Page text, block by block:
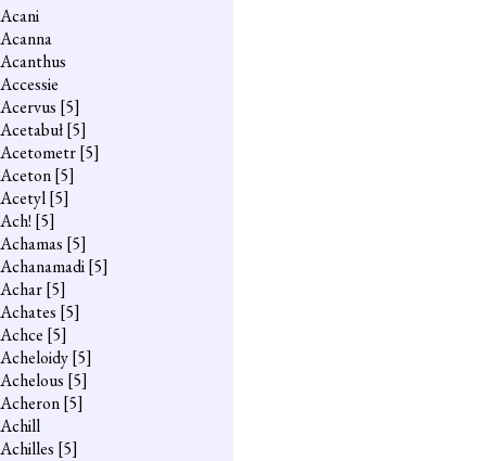
Acani
Acanna
Acanthus
Accessie
Acervus [5]
Acetabuł[5]
Acetometr[5]
Aceton[5]
Acetyl[5]
Ach! [5]
Achamas [5]
Achanamadi[5]
Achar[5]
Achates [5]
Achce [5]
Acheloidy[5]
Achelous [5]
Acheron[5]
Achill
Achilles [5]